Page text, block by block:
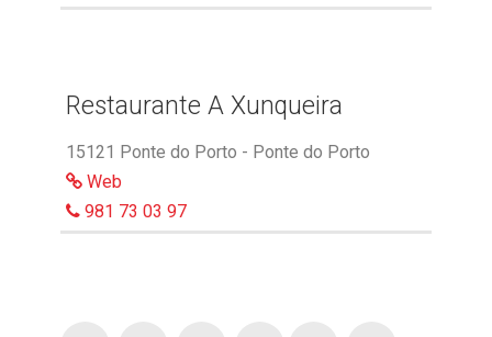
Restaurante A Xunqueira
15121 Ponte do Porto - Ponte do Porto
Web
981 73 03 97